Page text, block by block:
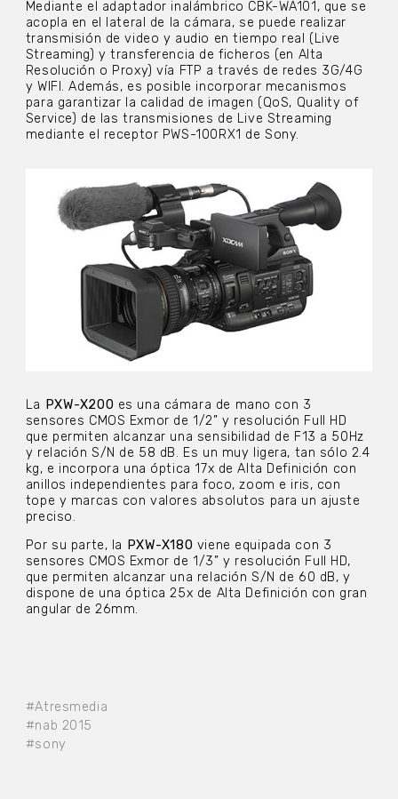
#Atresmedia
#nab 2015
#sony
Mediante el adaptador inalámbrico CBK-WA101, que se
acopla en el lateral de la cámara, se puede realizar
transmisión de video y audio en tiempo real (Live
Streaming) y transferencia de ficheros (en Alta
Resolución o Proxy) vía FTP a través de redes 3G/4G
y WIFI. Además, es posible incorporar mecanismos
para garantizar la calidad de imagen (QoS, Quality of
Service) de las transmisiones de Live Streaming
mediante el receptor PWS-100RX1 de Sony.
La PXW-X200 es una cámara de mano con 3
sensores CMOS Exmor de 1/2” y resolución Full HD
que permiten alcanzar una sensibilidad de F13 a 50Hz
y relación S/N de 58 dB. Es un muy ligera, tan sólo 2.4
kg, e incorpora una óptica 17x de Alta Definición con
anillos independientes para foco, zoom e iris, con
tope y marcas con valores absolutos para un ajuste
preciso.
Por su parte, la PXW-X180 viene equipada con 3
sensores CMOS Exmor de 1/3” y resolución Full HD,
que permiten alcanzar una relación S/N de 60 dB, y
dispone de una óptica 25x de Alta Definición con gran
angular de 26mm.